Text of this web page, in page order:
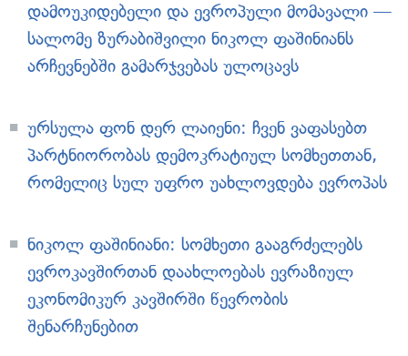
დამოუკიდებელი და ევროპული მომავალი —
სალომე ზურაბიშვილი ნიკოლ ფაშინიანს
არჩევნებში გამარჯვებას ულოცავს
ურსულა ფონ დერ ლაიენი: ჩვენ ვაფასებთ
პარტნიორობას დემოკრატიულ სომხეთთან,
რომელიც სულ უფრო უახლოვდება ევროპას
ნიკოლ ფაშინიანი: სომხეთი გააგრძელებს
ევროკავშირთან დაახლოებას ევრაზიულ
ეკონომიკურ კავშირში წევრობის
შენარჩუნებით